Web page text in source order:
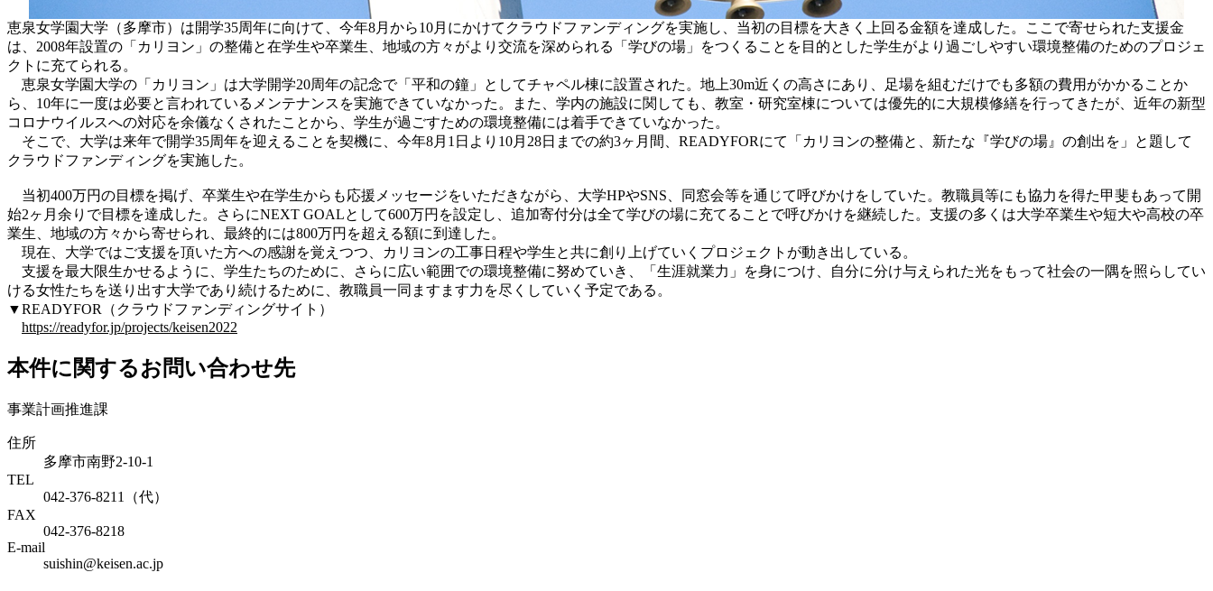
恵泉女学園大学（多摩市）は開学35周年に向けて、今年8月から10月にかけてクラウドファンディングを実施し、当初の目標を大きく上回る金額を達成した。ここで寄せられた支援金
は、2008年設置の「カリヨン」の整備と在学生や卒業生、地域の方々がより交流を深められる「学びの場」をつくることを目的とした学生がより過ごしやすい環境整備のためのプロジェ
クトに充てられる。
恵泉女学園大学の「カリヨン」は大学開学20周年の記念で「平和の鐘」としてチャペル棟に設置された。地上30m近くの高さにあり、足場を組むだけでも多額の費用がかかることか
ら、10年に一度は必要と言われているメンテナンスを実施できていなかった。また、学内の施設に関しても、教室・研究室棟については優先的に大規模修繕を行ってきたが、近年の新型
コロナウイルスへの対応を余儀なくされたことから、学生が過ごすための環境整備には着手できていなかった。
そこで、大学は来年で開学35周年を迎えることを契機に、今年8月1日より10月28日までの約3ヶ月間、READYFORにて「カリヨンの整備と、新たな『学びの場』の創出を」と題して
クラウドファンディングを実施した。
当初400万円の目標を掲げ、卒業生や在学生からも応援メッセージをいただきながら、大学HPやSNS、同窓会等を通じて呼びかけをしていた。教職員等にも協力を得た甲斐もあって開
始2ヶ月余りで目標を達成した。さらにNEXT GOALとして600万円を設定し、追加寄付分は全て学びの場に充てることで呼びかけを継続した。支援の多くは大学卒業生や短大や高校の卒
業生、地域の方々から寄せられ、最終的には800万円を超える額に到達した。
現在、大学ではご支援を頂いた方への感謝を覚えつつ、カリヨンの工事日程や学生と共に創り上げていくプロジェクトが動き出している。
支援を最大限生かせるように、学生たちのために、さらに広い範囲での環境整備に努めていき、「生涯就業力」を身につけ、自分に分け与えられた光をもって社会の一隅を照らしてい
ける女性たちを送り出す大学であり続けるために、教職員一同ますます力を尽くしていく予定である。
▼READYFOR（クラウドファンディングサイト）
https://readyfor.jp/projects/keisen2022
本件に関するお問い合わせ先
事業計画推進課
住所
多摩市南野2-10-1
TEL
042-376-8211（代）
FAX
042-376-8218
E-mail
suishin@keisen.ac.jp